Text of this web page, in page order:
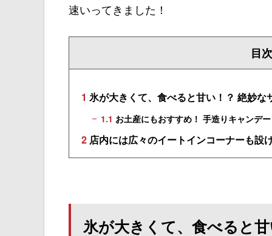
速いってきました！
目次
1 氷が大きくて、食べると甘い！？ 絶妙な
1.1 お土産にもおすすめ！ 手造りキャンデ
2 店内には広々のイートインコーナーも設
氷が大きくて、食べると